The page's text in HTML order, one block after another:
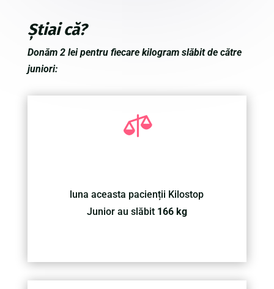
Știai că?
Donăm 2 lei pentru fiecare kilogram slăbit de către
juniori:

luna aceasta pacienții Kilostop
Junior au slăbit 166 kg